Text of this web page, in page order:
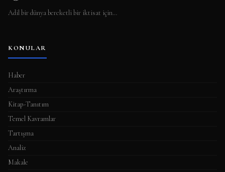
Adil bir dünya bereketli bir iktisat için…
KONULAR
Haber
Araştırma
Kitap-Tanıtım
Temel Kavramlar
Tartışma
Analiz
Makale